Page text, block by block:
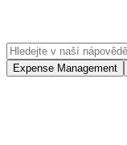
Expense Management